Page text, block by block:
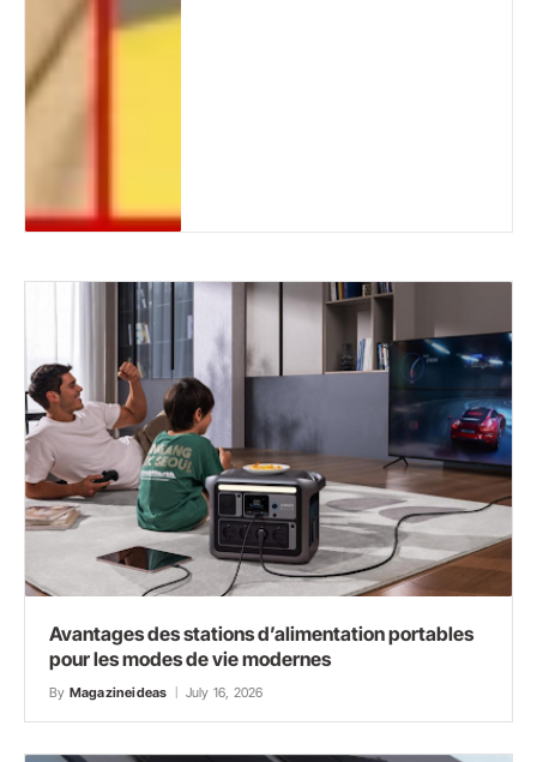
Avantages des stations d’alimentation portables
pour les modes de vie modernes
By Magazineideas July 16, 2026